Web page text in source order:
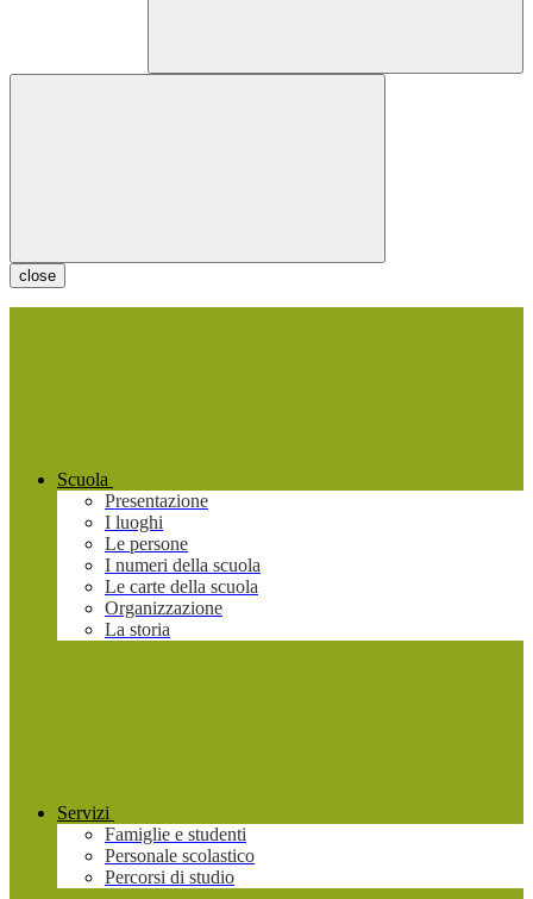
close
Scuola
Presentazione
I luoghi
Le persone
I numeri della scuola
Le carte della scuola
Organizzazione
La storia
Servizi
Famiglie e studenti
Personale scolastico
Percorsi di studio